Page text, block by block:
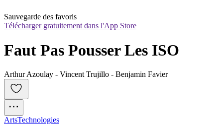
Sauvegarde des favoris
Télécharger gratuitement dans l'App Store
Faut Pas Pousser Les ISO
Arthur Azoulay - Vincent Trujillo - Benjamin Favier
ArtsTechnologies